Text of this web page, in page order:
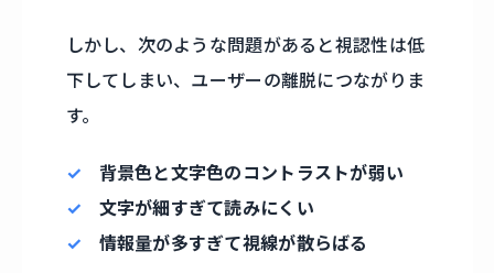
しかし、次のような問題があると視認性は低
下してしまい、ユーザーの離脱につながりま
す。
背景色と文字色のコントラストが弱い
文字が細すぎて読みにくい
情報量が多すぎて視線が散らばる